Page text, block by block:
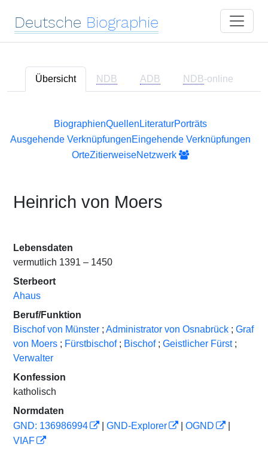
Deutsche Biographie
Übersicht NDB ADB NDB-online
BiographienQuellen LiteraturPorträts
Ausgehende VerknüpfungenEingehende Verknüpfungen
OrteZitierweiseNetzwerk
Heinrich von Moers
Lebensdaten
vermutlich 1391 – 1450
Sterbeort
Ahaus
Beruf/Funktion
Bischof von Münster ; Administrator von Osnabrück ; Graf
von Moers ; Fürstbischof ; Bischof ; Geistlicher Fürst ;
Verwalter
Konfession
katholisch
Normdaten
GND: 136986994
GND-Explorer OGND
VIAF